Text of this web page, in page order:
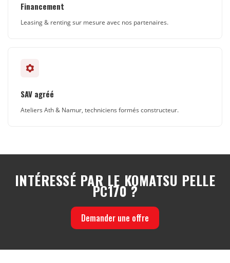
Financement
Leasing & renting sur mesure avec nos partenaires.
SAV agréé
Ateliers Ath & Namur, techniciens formés constructeur.
INTÉRESSÉ PAR LE KOMATSU PELLE
PC170 ?
Demander une offre